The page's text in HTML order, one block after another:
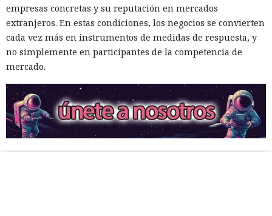
empresas concretas y su reputación en mercados
extranjeros. En estas condiciones, los negocios se convierten
cada vez más en instrumentos de medidas de respuesta, y
no simplemente en participantes de la competencia de
mercado.